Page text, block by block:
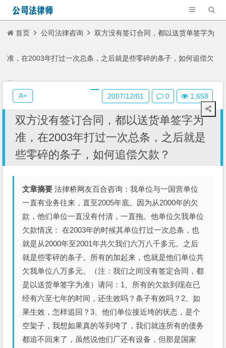
首页 公司法律咨询 双方没有签订合同，都以送货单签字为
准，在2003年打过一次总条，之后就是些零碎的条子，如何追偿欠
款？
双方没有签订合同，都以送货单签字为
准，在2003年打过一次总条，之后就是
些零碎的条子，如何追偿欠款？
文章摘要 法律桥网友百合咨询：我单位与一国营单位
一直有业务往来，直至2005年底。因为从2000年的欠
款，他们单位一直没有付清，一直拖。他单位欠我单位
欠款情况： 在2003年的时候其单位打过一次总条，也
就是从2000年至2001年共欠我们六万八千多元。之后
就是些零碎的条子。所有的加起来，也就是他们单位共
欠我单位八万多元。（注：我们之间没有签定合同，都
是以送货单签字为准）请问：1、所有的欠款到现在已
经有六至七年的时间，还生效吗？条子有效吗？2、如
果生效，怎样追回？3、他们单位接近垮的状态，是个
空架子，我想如果真的等到垮了，我们就连所有的债务
都追不回来了，虽然说他们厂还有设备，但那是国家
2007/12/01 0 1,658
A+